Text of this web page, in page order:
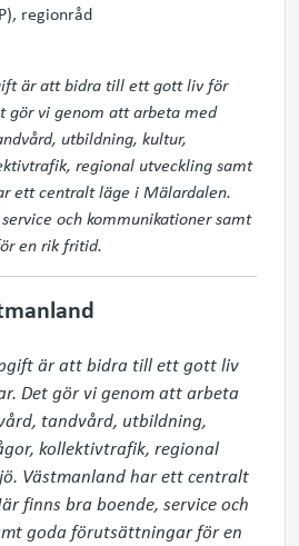
regionråd
är att bidra till ett gott liv för
gör vi genom att arbeta med
utbildning, kultur,
regional utveckling samt
ett centralt läge i Mälardalen.
och kommunikationer samt
en rik fritid.
är att bidra till ett gott liv
Det gör vi genom att arbeta
tandvård, utbildning,
kollektivtrafik, regional
Västmanland har ett centralt
finns bra boende, service och
goda förutsättningar för en